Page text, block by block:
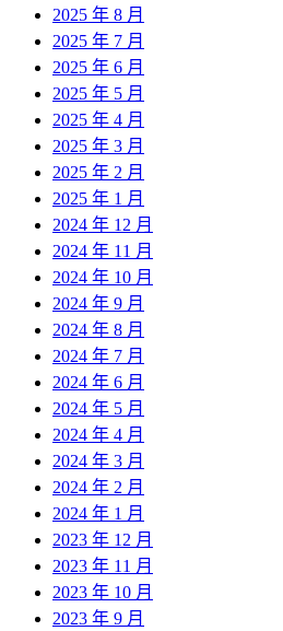
2025 年 8 月
2025 年 7 月
2025 年 6 月
2025 年 5 月
2025 年 4 月
2025 年 3 月
2025 年 2 月
2025 年 1 月
2024 年 12 月
2024 年 11 月
2024 年 10 月
2024 年 9 月
2024 年 8 月
2024 年 7 月
2024 年 6 月
2024 年 5 月
2024 年 4 月
2024 年 3 月
2024 年 2 月
2024 年 1 月
2023 年 12 月
2023 年 11 月
2023 年 10 月
2023 年 9 月